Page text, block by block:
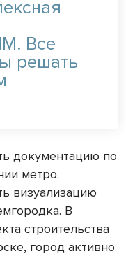
Все
решать
документацию по
метро.
визуализацию
В
строительства
город активно